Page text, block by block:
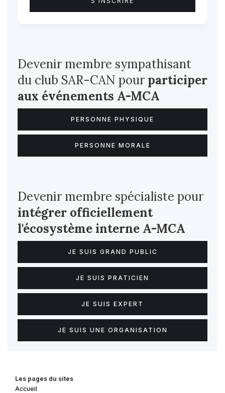
Devenir membre sympathisant
du club SAR-CAN pour participer
aux événements A-MCA
PERSONNE PHYSIQUE
PERSONNE MORALE
Devenir membre spécialiste pour
intégrer officiellement
l'écosystème interne A-MCA
JE SUIS GRAND PUBLIC
JE SUIS PRATICIEN
JE SUIS EXPERT
JE SUIS UNE ORGANISATION
Les pages du sites
Accueil